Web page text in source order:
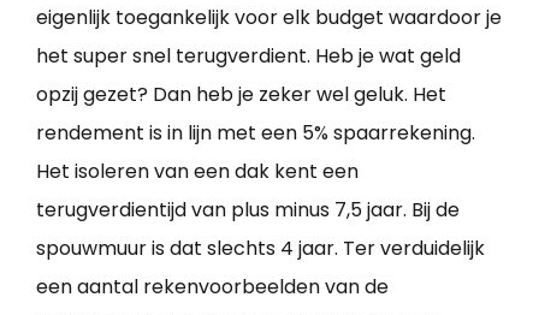
eigenlijk toegankelijk voor elk budget waardoor je
het super snel terugverdient. Heb je wat geld
opzij gezet? Dan heb je zeker wel geluk. Het
rendement is in lijn met een 5% spaarrekening.
Het isoleren van een dak kent een
terugverdientijd van plus minus 7,5 jaar. Bij de
spouwmuur is dat slechts 4 jaar. Ter verduidelijk
een aantal rekenvoorbeelden van de